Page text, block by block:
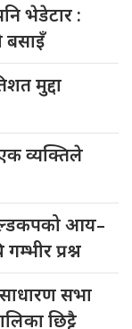
भेडेटार :
बसाइँ
मुद्दा
व्यक्तिले
आय–
प्रश्न
सभा
छिट्टै